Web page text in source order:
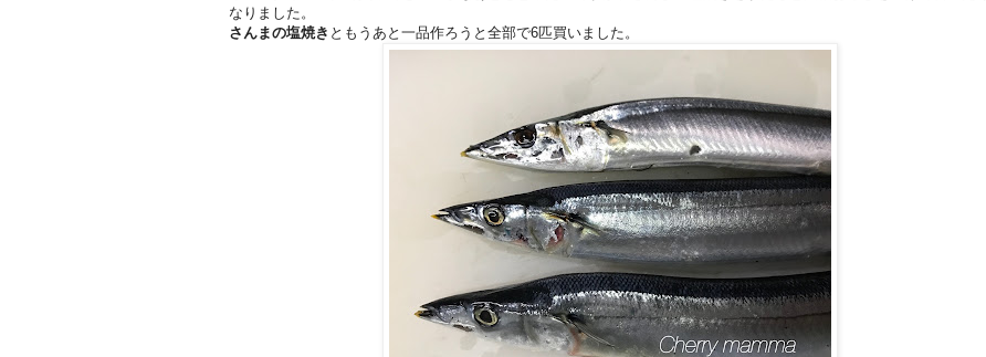
なりました。
さんまの塩焼き ともうあと一品作ろうと全部で6匹買いました。